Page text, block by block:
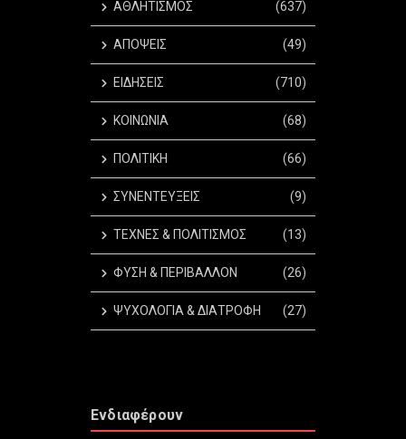
ΑΘΛΗΤΙΣΜΟΣ (637)
ΑΠΟΨΕΙΣ (49)
ΕΙΔΗΣΕΙΣ (710)
ΚΟΙΝΩΝΙΑ (68)
ΠΟΛΙΤΙΚΗ (66)
ΣΥΝΕΝΤΕΥΞΕΙΣ (9)
ΤΕΧΝΕΣ & ΠΟΛΙΤΙΣΜΟΣ (13)
ΦΥΣΗ & ΠΕΡΙΒΑΛΛΟΝ (26)
ΨΥΧΟΛΟΓΙΑ & ΔΙΑΤΡΟΦΗ (27)
Ενδιαφέρουν